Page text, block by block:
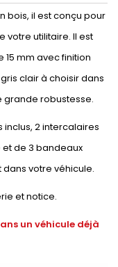
bois, il est conçu pour
votre utilitaire. Il est
mm avec finition
clair à choisir dans
grande robustesse.
2 intercalaires
de 3 bandeaux
votre véhicule.
et notice.
un véhicule déjà